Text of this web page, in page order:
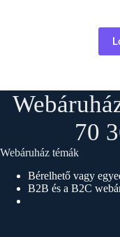
70
Webáruház témák
Bérelhető vagy
B2B és a B2C